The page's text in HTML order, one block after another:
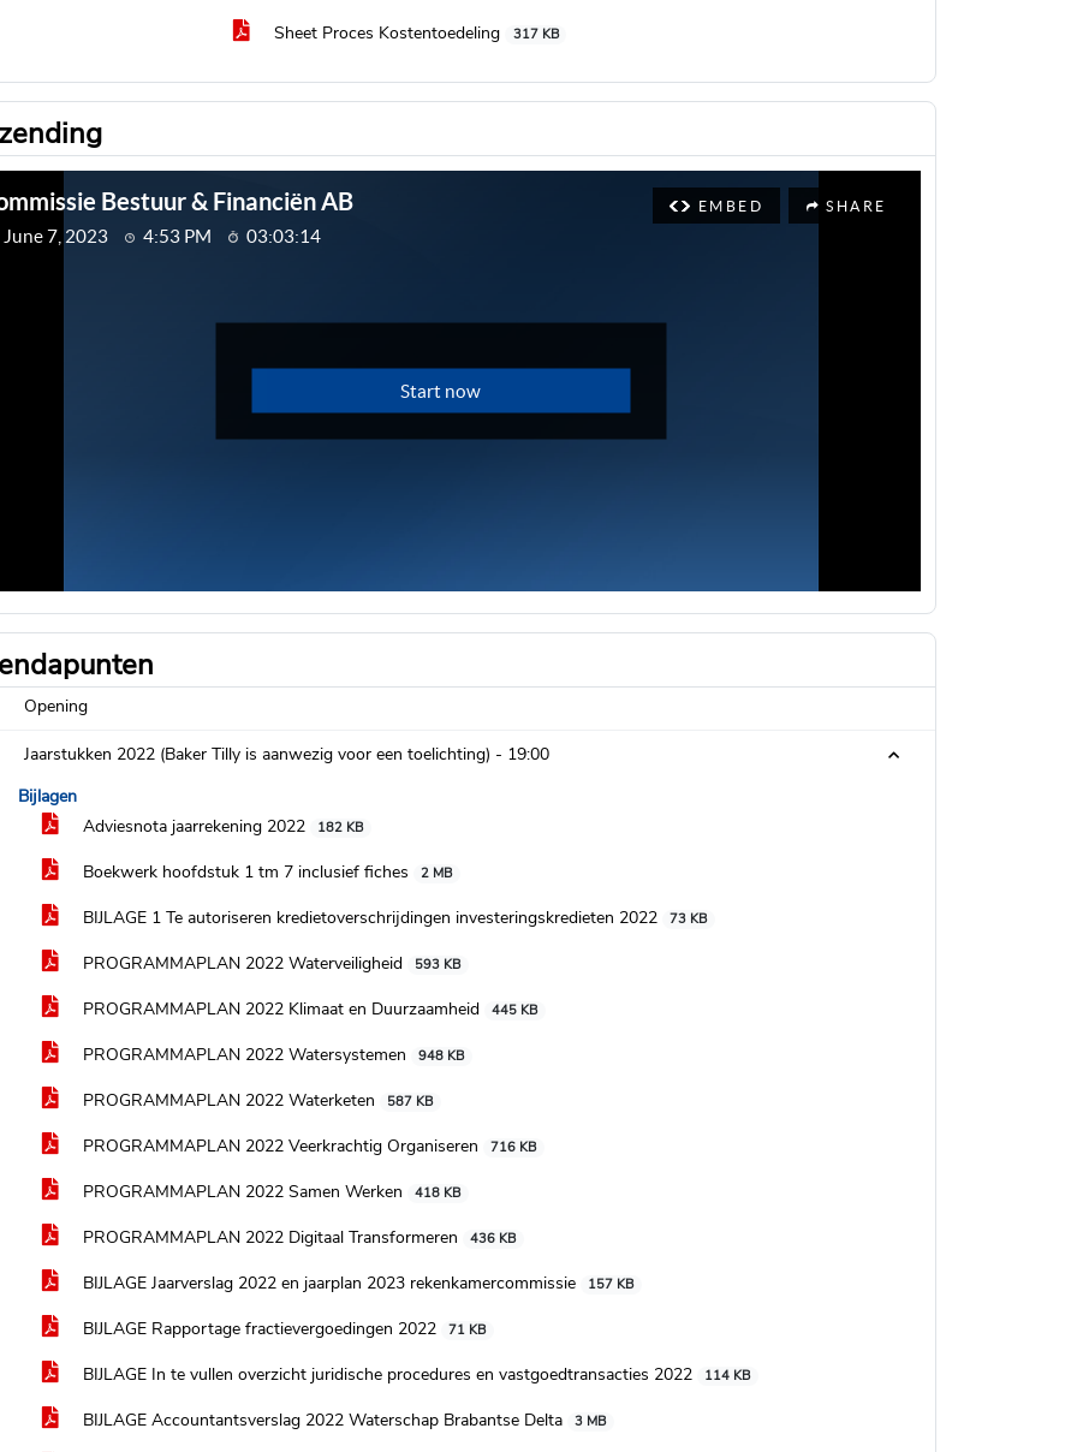
Sheet Proces Kostentoedeling 317 KB
Opening
Jaarstukken 2022 (Baker Tilly is aanwezig voor een toelichting) - 19:00
Bijlagen
Adviesnota jaarrekening 2022
182 KB
Boekwerk hoofdstuk 1 tm 7 inclusief fiches 2 MB
BIJLAGE 1 Te autoriseren kredietoverschrijdingen investeringskredieten 2022 73 KB
PROGRAMMAPLAN 2022 Waterveiligheid 593 KB
PROGRAMMAPLAN 2022 Klimaat en Duurzaamheid 445 KB
PROGRAMMAPLAN 2022 Watersystemen 948 KB
PROGRAMMAPLAN 2022 Waterketen 587 KB
PROGRAMMAPLAN 2022 Veerkrachtig Organiseren 716 KB
PROGRAMMAPLAN 2022 Samen Werken 418 KB
PROGRAMMAPLAN 2022 Digitaal Transformeren 436 KB
BIJLAGE Jaarverslag 2022 en jaarplan 2023 rekenkamercommissie 157 KB
BIJLAGE Rapportage fractievergoedingen 2022 71 KB
BIJLAGE In te vullen overzicht juridische procedures en vastgoedtransacties 2022 114 KB
BIJLAGE Accountantsverslag 2022 Waterschap Brabantse Delta 3 MB